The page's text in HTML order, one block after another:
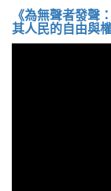
《為無聲者發聲
其人民的自由與權